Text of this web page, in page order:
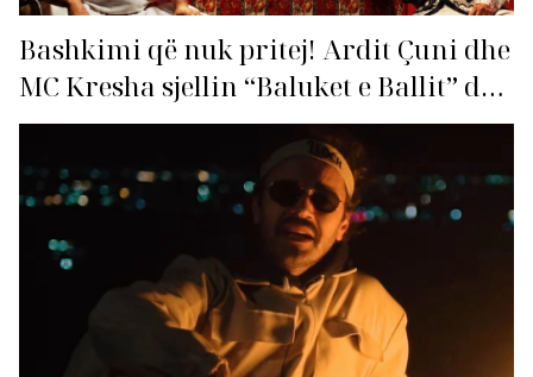
Bashkimi që nuk pritej! Ardit Çuni dhe
MC Kresha sjellin “Baluket e Ballit” dhe
ndezin rrjetin!